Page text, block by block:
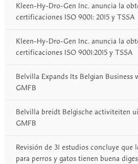
Kleen-Hy-Dro-Gen Inc. anuncia la
certificaciones ISO 9001: 2015 y TSSA
Kleen-Hy-Dro-Gen Inc. anuncia la
certificaciones ISO 9001:2015 y TSSA
Belvilla Expands Its Belgian
GMFB
Belvilla breidt Belgische activiteiten
GMFB
Revisión de 31 estudios concluye que
para perros y gatos tienen buena